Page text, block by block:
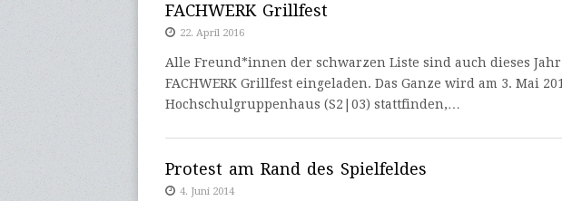
FACHWERK Grillfest
22. April 2016
Alle Freund*innen der schwarzen Liste sind auch dieses
FACHWERK Grillfest eingeladen. Das Ganze wird am 3. Mai
Hochschulgruppenhaus (S2|03) stattfinden,…
Protest am Rand des Spielfeldes
4. Juni 2014